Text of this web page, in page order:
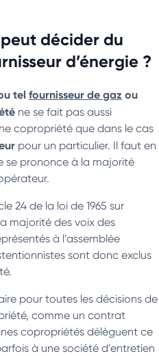
décider du
d’énergie ?
tel fournisseur de gaz ou
ne se fait pas aussi
copropriété que dans le cas
pour un particulier. Il faut en
se prononce à la majorité
24 de la loi de 1965 sur
majorité des voix des
à l’assemblée
sont donc exclus
pour toutes les décisions de
comme un contrat
copropriétés délèguent ce
à une société d’entretien